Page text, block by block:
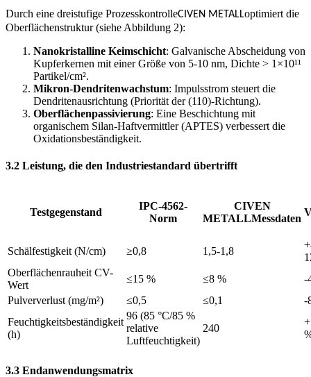
Durch eine dreistufige ProzesskontrolleCIVEN METALLoptimiert die
Oberflächenstruktur (siehe Abbildung 2):
Nanokristalline Keimschicht: Galvanische Abscheidung von
Kupferkernen mit einer Größe von 5-10 nm, Dichte > 1×10¹¹
Partikel/cm².
Mikron-Dendritenwachstum: Impulsstrom steuert die
Dendritenausrichtung (Priorität der (110)-Richtung).
Oberflächenpassivierung: Eine Beschichtung mit
organischem Silan-Haftvermittler (APTES) verbessert die
Oxidationsbeständigkeit.
3.2 Leistung, die den Industriestandard übertrifft
Testgegenstand
IPC-4562-
Norm
CIVEN
METALLMessdaten
Schälfestigkeit (N/cm) ≥0,8 1,5-1,8
Oberflächenrauheit CV-
Wert
≤15 % ≤8 %
-
Pulververlust (mg/m²)
≤0,5 ≤0,1
-
Feuchtigkeitsbeständigkeit
(h)
96 (85 °C/85 %
relative
Luftfeuchtigkeit)
240
3.3 Endanwendungsmatrix